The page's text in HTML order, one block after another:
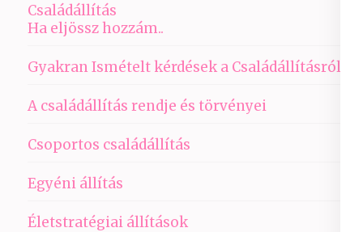
Családállítás
Ha eljössz hozzám..
Gyakran Ismételt kérdések a Családállításról
A családállítás rendje és törvényei
Csoportos családállítás
Egyéni állítás
Életstratégiai állítások